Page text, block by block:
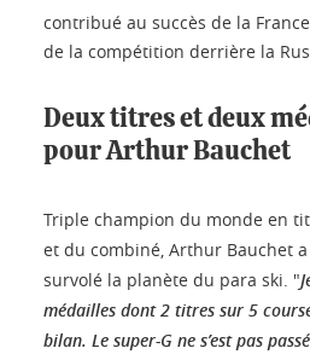
contribué au succès de la
de la compétition derrière la
Deux titres et deux
pour Arthur Bauchet
Triple champion du monde en
et du combiné, Arthur Bauchet
survolé la planète du para ski. "
médailles dont 2 titres sur 5
bilan. Le super-G ne s’est pas